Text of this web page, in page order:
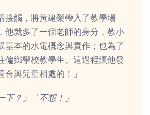
接觸，將黃建榮帶入了教學場
他就多了一個老師的身分，教小
基本的水電概念與實作；也為了
偏鄉學校教學生。這過程讓他發
合與兒童相處的！」
下？」「不想！」